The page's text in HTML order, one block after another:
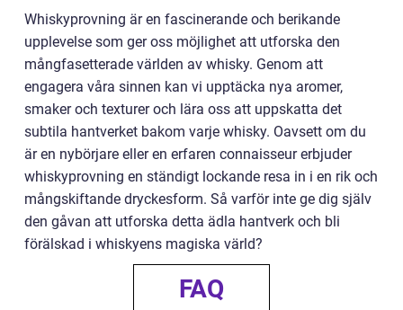
Whiskyprovning är en fascinerande och berikande
upplevelse som ger oss möjlighet att utforska den
mångfasetterade världen av whisky. Genom att
engagera våra sinnen kan vi upptäcka nya aromer,
smaker och texturer och lära oss att uppskatta det
subtila hantverket bakom varje whisky. Oavsett om du
är en nybörjare eller en erfaren connaisseur erbjuder
whiskyprovning en ständigt lockande resa in i en rik och
mångskiftande dryckesform. Så varför inte ge dig själv
den gåvan att utforska detta ädla hantverk och bli
förälskad i whiskyens magiska värld?
FAQ